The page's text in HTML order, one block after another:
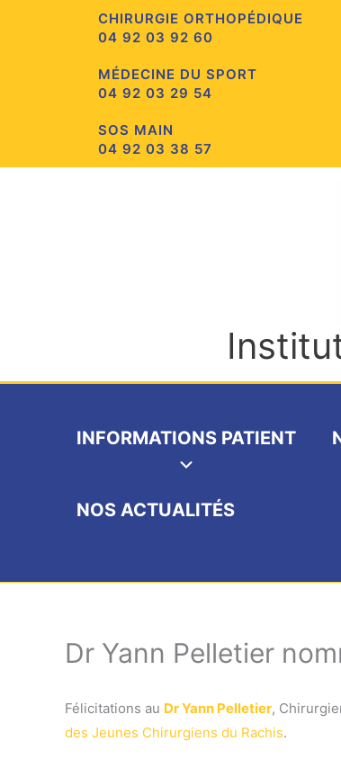
CHIRURGIE ORTHOPÉDIQUE
04 92 03 92 60
MÉDECINE DU SPORT
04 92 03 29 54
SOS MAIN
04 92 03 38 57
INFORMATIONS PATIENT
NOS ACTUALITÉS
Dr Yann Pelletier
Félicitations au Dr Yann Pelletier,
des Jeunes Chirurgiens du Rachis.